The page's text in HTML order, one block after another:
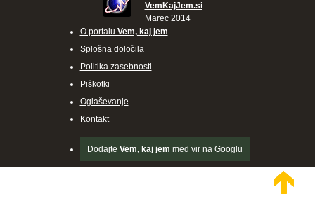
VemKajJem.si
Marec 2014
O portalu Vem, kaj jem
Splošna določila
Politika zasebnosti
Piškotki
Oglaševanje
Kontakt
Dodajte Vem, kaj jem med vir na Googlu